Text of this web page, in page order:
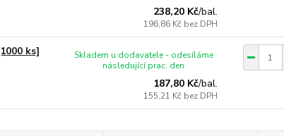
238,20 Kč/bal.
196,86 Kč bez DPH
ks]
187,80 Kč/bal.
155,21 Kč bez DPH
Skladem u dodavatele - odesíláme
následující prac. den